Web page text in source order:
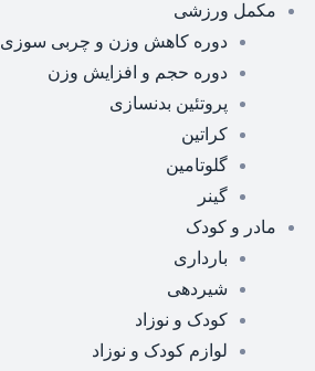
مکمل ورزشی
دوره کاهش وزن و چربی سوزی
دوره حجم و افزایش وزن
پروتئین بدنسازی
کراتین
گلوتامین
گینر
مادر و کودک
بارداری
شیردهی
کودک و نوزاد
لوازم کودک و نوزاد